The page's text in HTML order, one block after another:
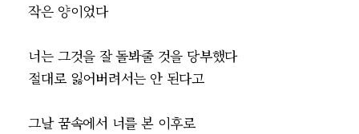
작은 양이었다
너는 그것을 잘 돌봐줄 것을 당부했다
절대로 잃어버려서는 안 된다고
그날 꿈속에서 너를 본 이후로